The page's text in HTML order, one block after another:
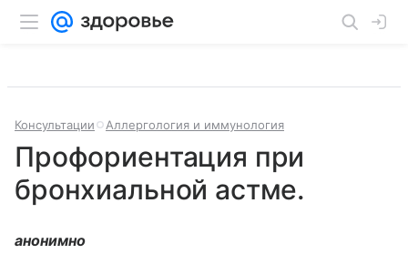
Консультации Аллергология и иммунология
Профориентация при
бронхиальной астме.
анонимно